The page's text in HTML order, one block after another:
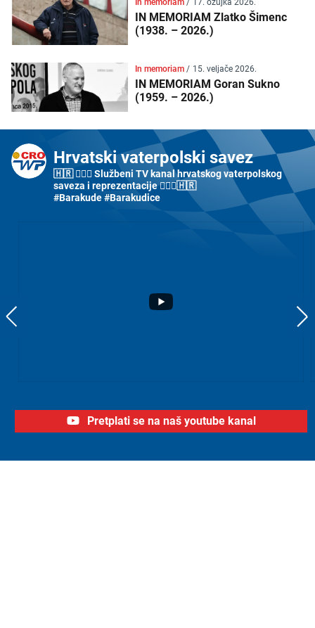
In memoriam/ 17. ožujka 2026.
IN MEMORIAM Zlatko Šimenc
(1938. – 2026.)
In memoriam/ 15. veljače 2026.
IN MEMORIAM Goran Sukno
(1959. – 2026.)
Hrvatski vaterpolski savez
🇭🇷 🤽🏼‍♂️ Službeni TV kanal hrvatskog vaterpolskog
saveza i reprezentacije 🤽🏼‍♀️🇭🇷
#Barakude #Barakudice
Pretplati se na naš youtube kanal